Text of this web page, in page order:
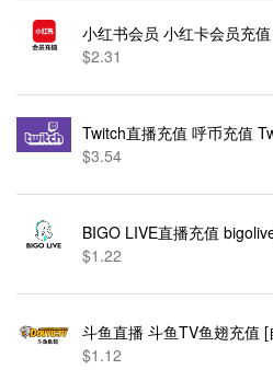
小红书会员 小红卡会员充
$2.31
$3.54
BIGO LIVE直播充值
$1.22
斗鱼直播 斗鱼TV鱼翅充值 [
$1.12